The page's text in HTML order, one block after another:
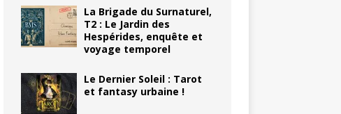
La Brigade du Surnaturel,
T2 : Le Jardin des
Hespérides, enquête et
voyage temporel
Le Dernier Soleil : Tarot
et fantasy urbaine !